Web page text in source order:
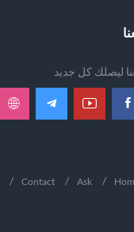
ليصلك كل جديد
Ask
Contact